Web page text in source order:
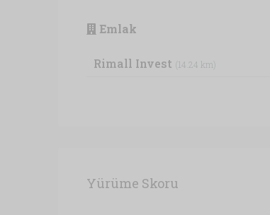
Emlak
Rimall Invest (14.24 km)
Yürüme Skoru